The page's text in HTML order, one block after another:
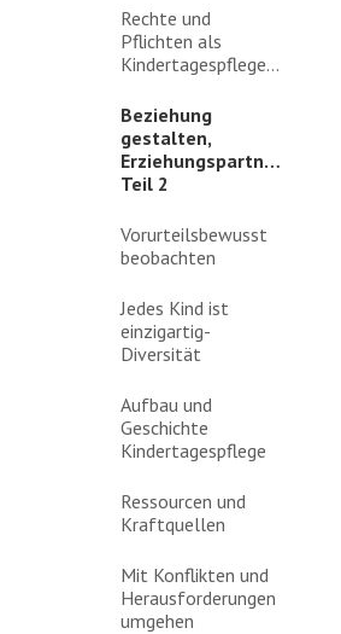
Rechte und
Pflichten als
Kindertagespflegeperson
Beziehung
gestalten,
Erziehungspartnerschaft,
Teil 2
Vorurteilsbewusst
beobachten
Jedes Kind ist
einzigartig-
Diversität
Aufbau und
Geschichte
Kindertagespflege
Ressourcen und
Kraftquellen
Mit Konflikten und
Herausforderungen
umgehen